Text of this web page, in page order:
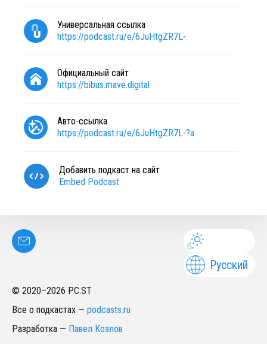
Универсальная ссылка
https://podcast.ru/e/6JuHtgZR7L-
Официальный сайт
https://bibus.mave.digital
Авто-ссылка
https://podcast.ru/e/6JuHtgZR7L-?a
Добавить подкаст на сайт
Embed Podcast
Русский
© 2020–2026 PC.ST
Все о подкастах — podcasts.ru
Разработка — Павел Козлов